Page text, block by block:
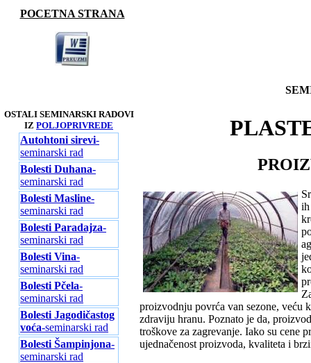
POCETNA STRANA
OSTALI SEMINARSKI RADOVI
IZ POLJOPRIVREDE
Autohtoni sirevi-
seminarski rad
Bolesti Duhana-
seminarski rad
Bolesti Masline-
seminarski rad
Bolesti Paradajza-
seminarski rad
Bolesti Vina-
seminarski rad
Bolesti Pčela-
seminarski rad
Bolesti Jagodičastog
voća-seminarski rad
Bolesti Šampinjona-
seminarski rad
ih
proizvodnju povrća van sezone, veću
zdraviju hranu. Poznato je da,
troškove za zagrevanje. Iako su cene
ujednačenost proizvoda, kvaliteta i